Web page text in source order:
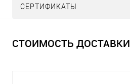
СЕРТИФИКАТЫ
СТОИМОСТЬ ДОСТАВКИ